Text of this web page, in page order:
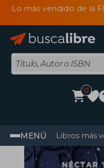
Lo más vendido de la
0
MENÚ Libros más